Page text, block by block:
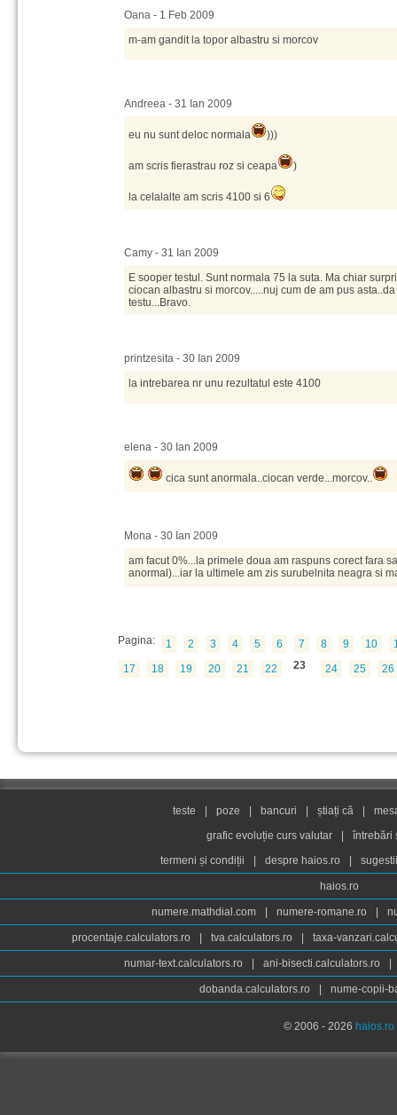
Oana - 1 Feb 2009
m-am gandit la topor albastru si morcov
Andreea - 31 Ian 2009
eu nu sunt deloc normala )))
am scris fierastrau roz si ceapa )
la celalalte am scris 4100 si 6
Camy - 31 Ian 2009
E sooper testul. Sunt normala 75 la suta. Ma chiar
ciocan albastru si morcov.....nuj cum de am pus
testu...Bravo.
printzesita - 30 Ian 2009
la intrebarea nr unu rezultatul este 4100
elena - 30 Ian 2009
cica sunt anormala..ciocan verde...morcov..
Mona - 30 Ian 2009
am facut 0%...la primele doua am raspuns corect fara
anormal)...iar la ultimele am zis surubelnita neagra si
Pagina: 1 2 3 4 5 6 7 8 9 10
17
18 19 20 21 22 23 24 25 26
teste poze bancuri știați că
grafic evoluție curs valutar
întrebări
termeni și condiții
despre haios.ro
haios.ro
numere.mathdial.com numere-romane.ro
procentaje.calculators.ro tva.calculators.ro taxa-
numar-text.calculators.ro ani-bisecti.calculators.ro
dobanda.calculators.ro nume-copii-
© 2006 - 2026 haios.ro